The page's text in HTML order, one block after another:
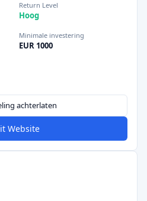
Return Level
Hoog
Minimale investering
EUR 1000
achterlaten
Website